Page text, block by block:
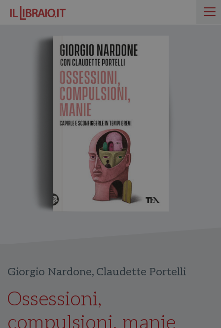
Giorgio Nardone, Claudette Portelli
Ossessioni,
compulsioni, manie